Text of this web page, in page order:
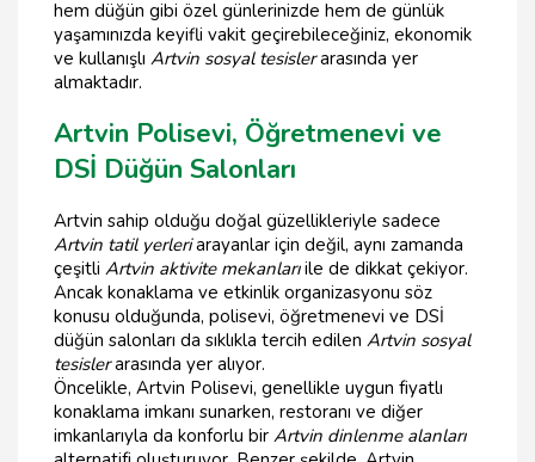
hem düğün gibi özel günlerinizde hem de günlük
yaşamınızda keyifli vakit geçirebileceğiniz, ekonomik
ve kullanışlı Artvin sosyal tesislerarasında yer
almaktadır.
Artvin Polisevi, Öğretmenevi ve
DSİ Düğün Salonları
Artvin sahip olduğu doğal güzellikleriyle sadece
Artvin tatil yerleriarayanlar için değil, aynı zamanda
çeşitli Artvin aktivite mekanlarıile de dikkat çekiyor.
Ancak konaklama ve etkinlik organizasyonu söz
konusu olduğunda, polisevi, öğretmenevi ve DSİ
düğün salonları da sıklıkla tercih edilen Artvin sosyal
tesislerarasında yer alıyor.
Öncelikle, Artvin Polisevi, genellikle uygun fiyatlı
konaklama imkanı sunarken, restoranı ve diğer
imkanlarıyla da konforlu bir Artvin dinlenme alanları